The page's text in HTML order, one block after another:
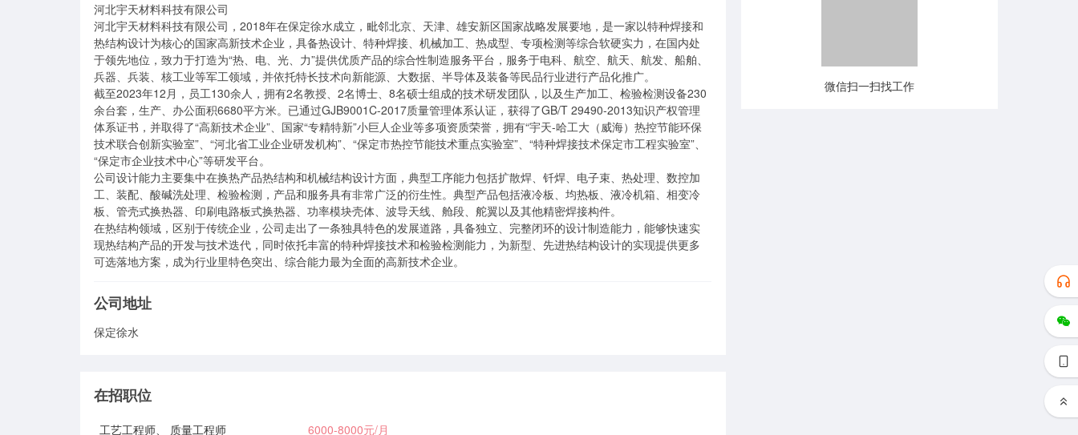
河北宇天材料科技有限公司
河北宇天材料科技有限公司，2018年在保定徐水成立，毗邻北京、天津、雄安新区国家战略发展要地，是一家以特种焊接和
热结构设计为核心的国家高新技术企业，具备热设计、特种焊接、机械加工、热成型、专项检测等综合软硬实力，在国内处
于领先地位，致力于打造为“热、电、光、力”提供优质产品的综合性制造服务平台，服务于电科、航空、航天、航发、船舶、
兵器、兵装、核工业等军工领域，并依托特长技术向新能源、大数据、半导体及装备等民品行业进行产品化推广。
截至2023年12月，员工130余人，拥有2名教授、2名博士、8名硕士组成的技术研发团队，以及生产加工、检验检测设备230
余台套，生产、办公面积6680平方米。已通过GJB9001C-2017质量管理体系认证，获得了GB/T 29490-2013知识产权管理
体系证书，并取得了“高新技术企业”、国家“专精特新”小巨人企业等多项资质荣誉，拥有“宇天-哈工大（威海）热控节能环保
技术联合创新实验室”、“河北省工业企业研发机构”、“保定市热控节能技术重点实验室”、“特种焊接技术保定市工程实验室”、
“保定市企业技术中心”等研发平台。
公司设计能力主要集中在换热产品热结构和机械结构设计方面，典型工序能力包括扩散焊、钎焊、电子束、热处理、数控加
工、装配、酸碱洗处理、检验检测，产品和服务具有非常广泛的衍生性。典型产品包括液冷板、均热板、液冷机箱、相变冷
板、管壳式换热器、印刷电路板式换热器、功率模块壳体、波导天线、舱段、舵翼以及其他精密焊接构件。
在热结构领域，区别于传统企业，公司走出了一条独具特色的发展道路，具备独立、完整闭环的设计制造能力，能够快速实
现热结构产品的开发与技术迭代，同时依托丰富的特种焊接技术和检验检测能力，为新型、先进热结构设计的实现提供更多
可选落地方案，成为行业里特色突出、综合能力最为全面的高新技术企业。
公司地址
保定徐水
在招职位
工艺工程师、 质量工程师 6000-8000元/月
微信扫一扫找工作